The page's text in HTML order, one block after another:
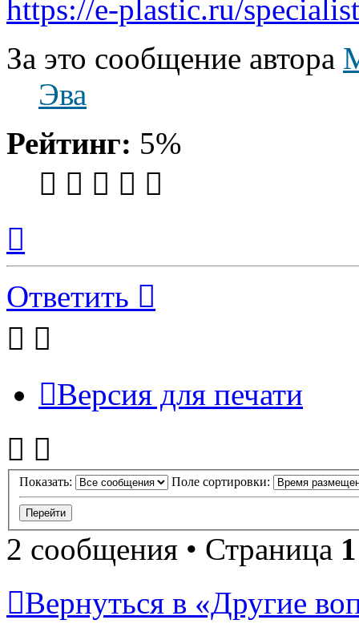
https://e-plastic.ru/
За это сообщение автора
Эва
Рейтинг: 5%
началу
Ответить
Версия для печати
Показать: Поле сортировки:
2 сообщения • Страница 1
Вернуться в «Другие